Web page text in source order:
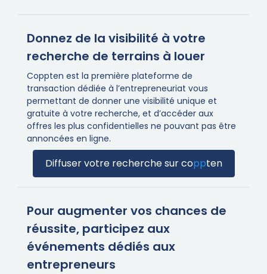
Donnez de la visibilité à votre
recherche de terrains à louer
Coppten est la première plateforme de
transaction dédiée à l’entrepreneuriat vous
permettant de donner une visibilité unique et
gratuite à votre recherche, et d’accéder aux
offres les plus confidentielles ne pouvant pas être
annoncées en ligne.
Diffuser votre recherche surcoppten
Pour augmenter vos chances de
réussite, participez aux
événements dédiés aux
entrepreneurs